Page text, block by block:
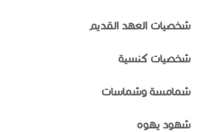
شخصيات العهد القديم
شخصيات كنسية
شمامسة وشماسات
شهود يهوه